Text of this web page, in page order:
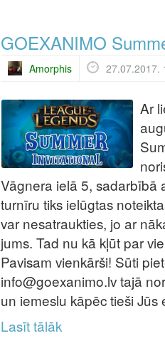
GOEXANIMO
Amorphis 27.07.2017.
Ar
Vāgnera ielā 5, sadarbībā
turnīru tiks ielūgtas
var nesatraukties, jo ar
jums. Tad nu kā kļūt par
Pavisam vienkārši! Sūti
info@goexanimo.lv tajā
un iemeslu kāpēc tieši Jūs
Lasīt tālāk